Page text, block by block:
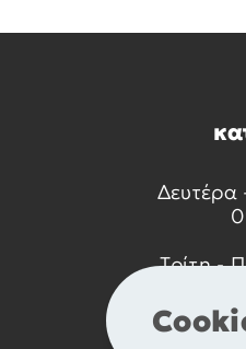
Δευτέρα
Τρίτη -
09:00 -